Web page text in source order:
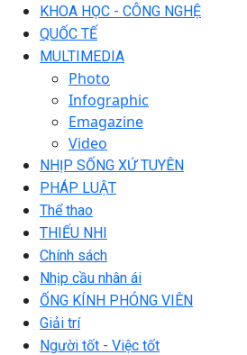
KHOA HỌC - CÔNG NGHỆ
QUỐC TẾ
MULTIMEDIA
Photo
Infographic
Emagazine
Video
NHỊP SỐNG XỨ TUYÊN
PHÁP LUẬT
Thể thao
THIẾU NHI
Chính sách
Nhịp cầu nhân ái
ỐNG KÍNH PHÓNG VIÊN
Giải trí
Người tốt - Việc tốt